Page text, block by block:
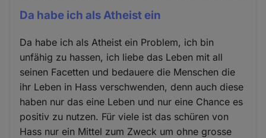
Da habe ich als Atheist ein
Da habe ich als Atheist ein Problem, ich bin
unfähig zu hassen, ich liebe das Leben mit all
seinen Facetten und bedauere die Menschen die
ihr Leben in Hass verschwenden, denn auch diese
haben nur das eine Leben und nur eine Chance es
positiv zu nutzen. Für viele ist das schüren von
Hass nur ein Mittel zum Zweck um ohne grosse